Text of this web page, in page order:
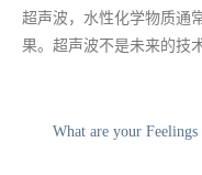
超声波，水性化学物质通
果。超声波不是未来的技
What are your Feelings